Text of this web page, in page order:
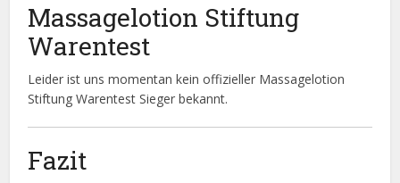
Massagelotion Stiftung
Warentest
Leider ist uns momentan kein offizieller Massagelotion
Stiftung Warentest Sieger bekannt.
Fazit